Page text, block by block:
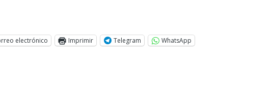
electrónico
Imprimir Telegram WhatsApp